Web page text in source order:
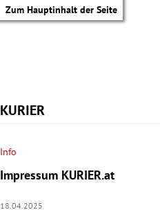
Zum Hauptinhalt der Seite
KURIER
Info
Impressum KURIER.at
18.04.2025